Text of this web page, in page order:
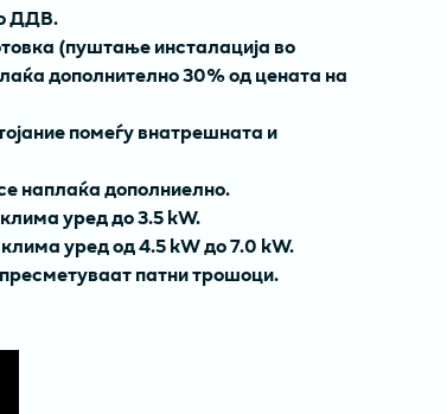
ДДВ.
(пуштање инсталација во
дополнително 30% од цената на
помеѓу внатрешната и
наплаќа дополниелно.
уред до 3.5 kW.
уред од 4.5 kW до 7.0 kW.
патни трошоци.